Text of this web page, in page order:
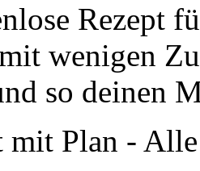
Rezept
wenigen
so deinen
Plan -